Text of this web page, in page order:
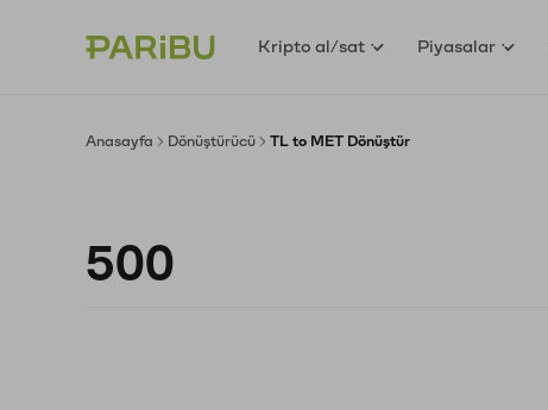
Kripto al/sat Piyasalar
Anasayfa Dönüştürücü TL to MET Dönüştür